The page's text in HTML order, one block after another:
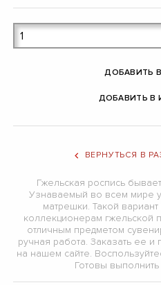
ДОБАВИТЬ
ДОБАВИТЬ В
ВЕРНУТЬСЯ В
Гжельская роспись
Узнаваемый во всем мире
матрешки. Такой
коллекционерам гжельской
отличным предметом
ручная работа. Заказать ее
на нашем сайте.
Готовы